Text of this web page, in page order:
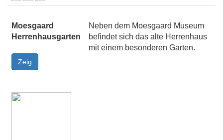
Moesgaard
Herrenhausgarten
Neben dem Moesgaard Museum
befindet sich das alte Herrenhaus
mit einem besonderen Garten.